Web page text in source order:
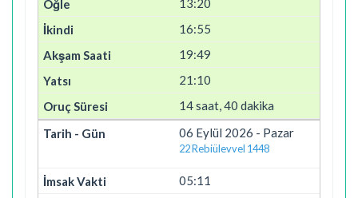
16:55
19:49
21:10
14 saat, 40 dakika
06 Eylül 2026 - Pazar
22 Rebiülevvel 1448
05:11